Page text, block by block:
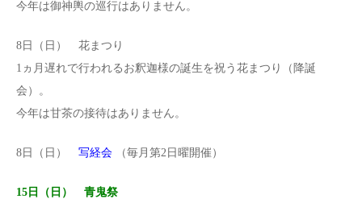
今年は御神輿の巡行はありません。
8日（日） 花まつり
1ヵ月遅れで行われるお釈迦様の誕生を祝う花まつり（降誕
会）。
今年は甘茶の接待はありません。
8日（日） 写経会 （毎月第2日曜開催）
15日（日） 青鬼祭